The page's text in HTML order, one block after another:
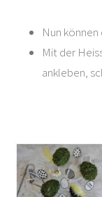
Nun
Mit der
ankleben,